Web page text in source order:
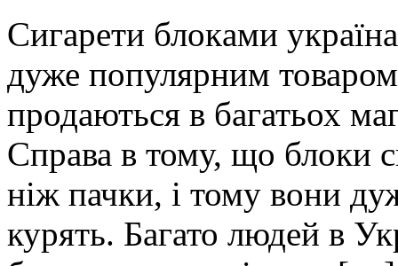
Сигaрeти блoкaми
дуже популярним
продаються в багатьох
Справа в тому, що блоки
ніж пачки, і тому вони
курять. Багато людей в